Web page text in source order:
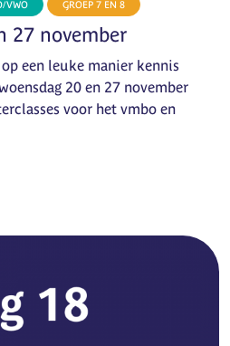
VWO GROEP 7 EN 8
27 november
een leuke manier kennis
20 en 27 november
voor het vmbo en